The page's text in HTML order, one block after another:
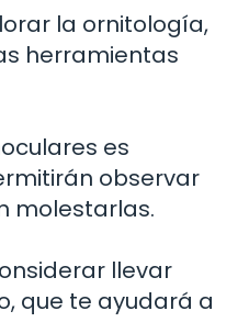
la ornitología,
herramientas
es
observar
molestarlas.
llevar
que te ayudará a